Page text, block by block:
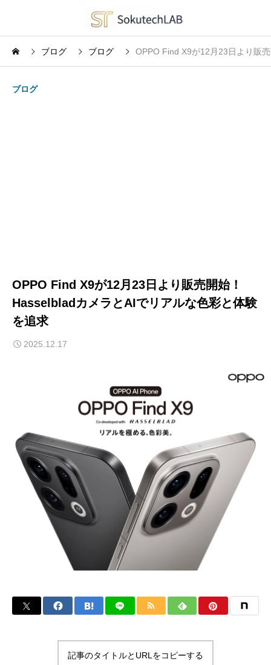
ブログ ブログ OPPO Find X9が12月23日より販
ブログ
OPPO Find X9が12月23日より販売開始！
HasselbladカメラとAIでリアルな色彩と体験
を追求
2025.12.17
記事のタイトルとURLをコピーする